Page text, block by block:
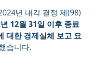
년 내각 결정 제(98)
12월 31일 이후 종료
대한 경제실체 보고 요
습니다.